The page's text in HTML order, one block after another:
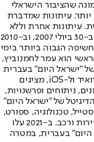
שהציבור הישראלי
יותר. עיתונות שמדברת
עיתונות אחרת וללא
תשלום. המהדורה המודפסת הראשונה פורסמה ב-30 ביולי 2007, וב-2010
הגבוה ביותר בימי
הוא עמר לחמנוביץ,
"ישראל היום" בעברית
ובאנגלית, כמו כן היישומונים (אפליקציות) לאנדרואיד ול-iOS, מציגים
ניתוחים ופרשנויות,
של "ישראל היום"
טכנולוגיה, ספורט,
כלכלה וצרכנות, בריאות, חיילים, אוכל, יהדות, תיירות ורכב. ב-2021 עלו
היום" בעברית, במטרה